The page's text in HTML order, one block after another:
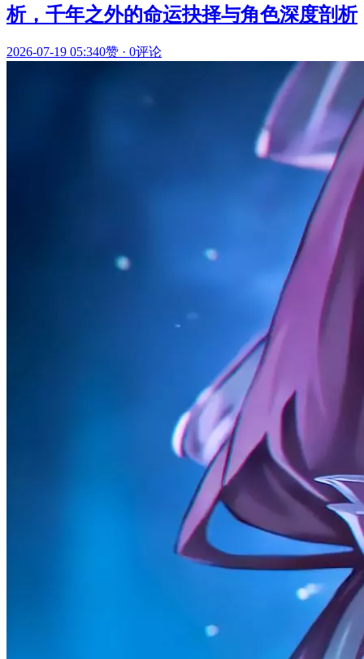
析，千年之外的命运抉择与角色深度剖析
2026-07-19 05:340赞 · 0评论